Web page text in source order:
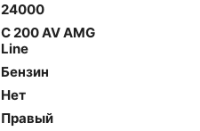
24000
C 200 AV AMG
Line
Бензин
Нет
Правый